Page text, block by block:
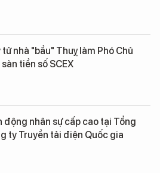
tử nhà "bầu" Thuỵ làm Phó Chủ
tiền số SCEX
động nhân sự cấp cao tại Tổng
ty Truyền tải điện Quốc gia